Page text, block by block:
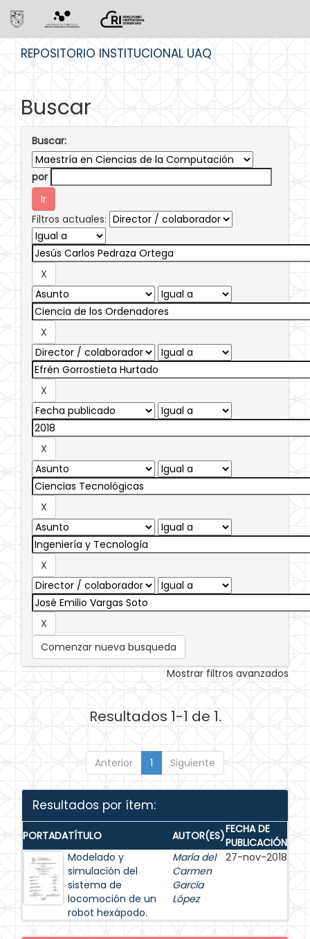
REPOSITORIO INSTITUCIONAL UAQ
Buscar
Buscar:
por
Filtros actuales:
Comenzar nueva busqueda
Mostrar filtros avanzados
Resultados 1-1 de 1.
Anterior 1 Siguiente
Resultados por ítem:
PORTADATÍTULO AUTOR(ES)FECHA DE
PUBLICACIÓN
Modelado y
simulación del
sistema de
locomoción de un
robot hexápodo.
María del
Carmen
García
López
27-nov-2018